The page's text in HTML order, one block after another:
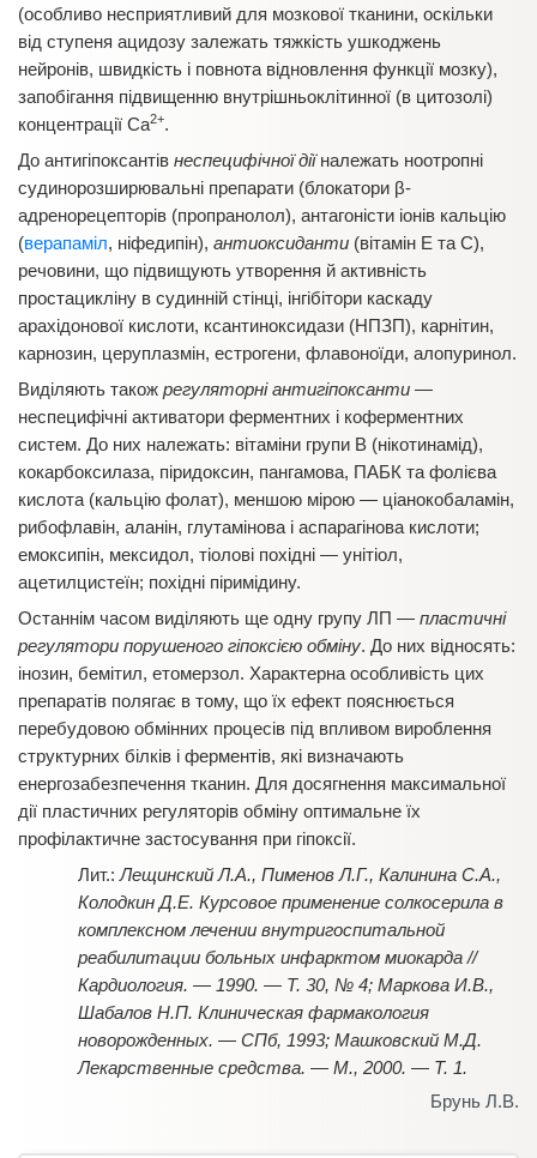
(особливо несприятливий для мозкової тканини, оскільки
від ступеня ацидозу залежать тяжкість ушкоджень
нейронів, швидкість і повнота відновлення функції мозку),
запобігання підвищенню внутрішньоклітинної (в цитозолі)
концентрації Са2+.
До антигіпоксантів неспецифічної діїналежать ноотропні
судинорозширювальні препарати (блокатори β-
адренорецепторів (пропранолол), антагоністи іонів кальцію
(верапаміл, ніфедипін), антиоксиданти (вітамін Е та С),
речовини, що підвищують утворення й активність
простацикліну в судинній стінці, інгібітори каскаду
арахідонової кислоти, ксантиноксидази (НПЗП), карнітин,
карнозин, церуплазмін, естрогени, флавоноїди, алопуринол.
Виділяють також регуляторні антигіпоксанти —
неспецифічні активатори ферментних і коферментних
систем. До них належать: вітаміни групи В (нікотинамід),
кокарбоксилаза, піридоксин, пангамова, ПАБК та фолієва
кислота (кальцію фолат), меншою мірою — ціанокобаламін,
рибофлавін, аланін, глутамінова і аспарагінова кислоти;
емоксипін, мексидол, тіолові похідні — унітіол,
ацетилцистеїн; похідні піримідину.
Останнім часом виділяють ще одну групу ЛП — пластичні
регулятори порушеного гіпоксією обміну. До них відносять:
інозин, бемітил, етомерзол. Характерна особливість цих
препаратів полягає в тому, що їх ефект пояснюється
перебудовою обмінних процесів під впливом вироблення
структурних білків і ферментів, які визначають
енергозабезпечення тканин. Для досягнення максимальної
дії пластичних регуляторів обміну оптимальне їх
профілактичне застосування при гіпоксії.
Лещинский Л.А., Пименов Л.Г., Калинина С.А.,
Колодкин Д.Е. Курсовое применение солкосерила в
комплексном лечении внутригоспитальной
реабилитации больных инфарктом миокарда //
Кардиология. — 1990. — Т. 30, № 4; Маркова И.В.,
Шабалов Н.П. Клиническая фармакология
новорожденных. — СПб, 1993; Машковский М.Д.
Лекарственные средства. — М., 2000. — Т. 1.
Брунь Л.В.